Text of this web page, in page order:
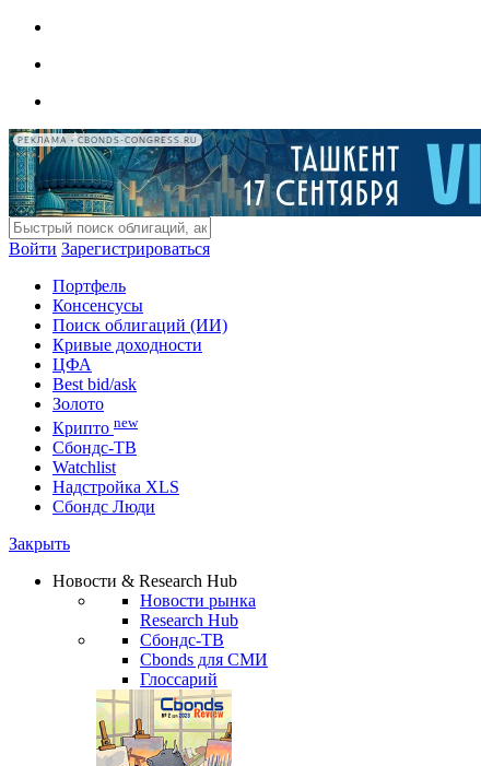
РЕКЛАМА • CBONDS-CONGRESS.RU
Войти Зарегистрироваться
Портфель
Консенсусы
Поиск облигаций (ИИ)
Кривые доходности
ЦФА
Best bid/ask
Золото
Крипто new
Сбондс-ТВ
Watchlist
Надстройка XLS
Сбондс Люди
Закрыть
Новости & Research Hub
Новости рынка
Research Hub
Сбондс-ТВ
Cbonds для СМИ
Глоссарий